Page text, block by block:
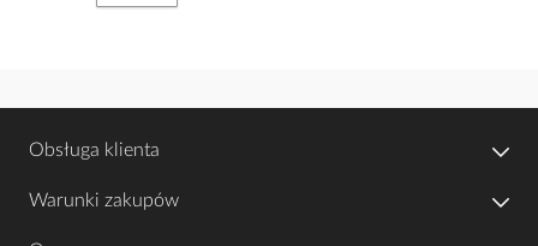
Obsługa klienta
Warunki zakupów